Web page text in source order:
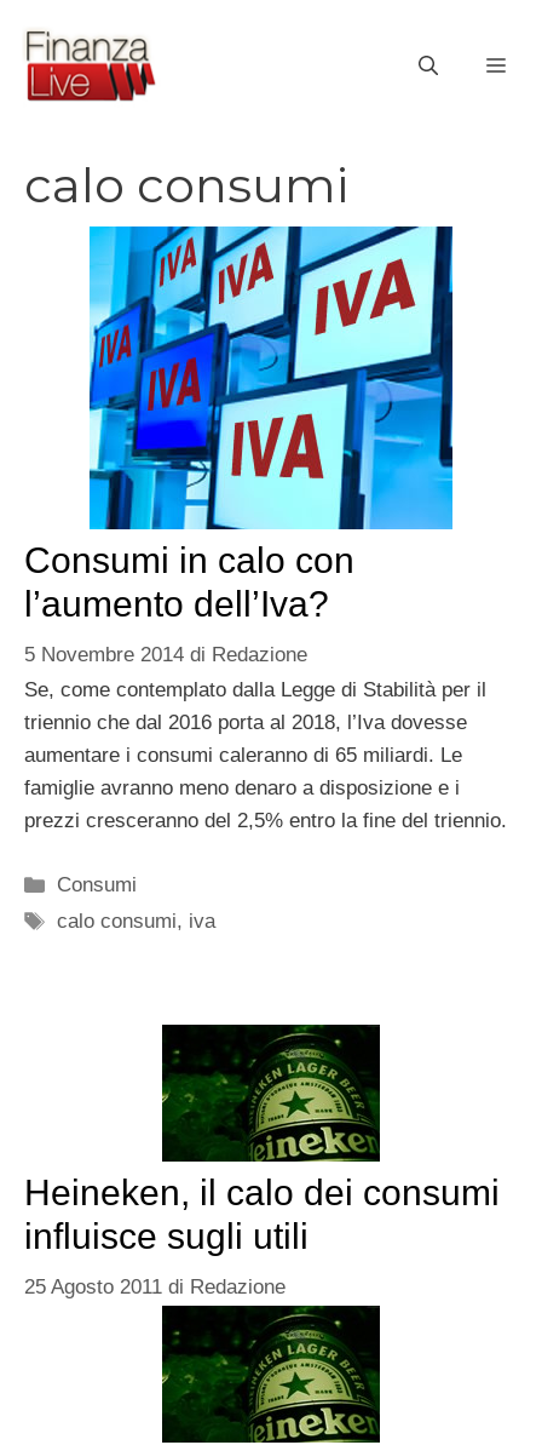
contenuto
calo consumi
Consumi in calo con
l’aumento dell’Iva?
5 Novembre 2014 di Redazione
Se, come contemplato dalla Legge di Stabilità per il
triennio che dal 2016 porta al 2018, l’Iva dovesse
aumentare i consumi caleranno di 65 miliardi. Le
famiglie avranno meno denaro a disposizione e i
prezzi cresceranno del 2,5% entro la fine del triennio.
Categorie
Consumi
Tag
calo consumi, iva
Heineken, il calo dei consumi
influisce sugli utili
25 Agosto 2011 di Redazione